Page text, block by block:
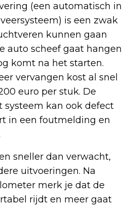
(een automatisch in
is een zwak
kunnen gaan
auto scheef gaat hangen
komt na het starten.
vervangen kost al snel
euro per stuk. De
systeem kan ook defect
in een foutmelding en
sneller dan verwacht,
uitvoeringen. Na
merk je dat de
rijdt en meer gaat